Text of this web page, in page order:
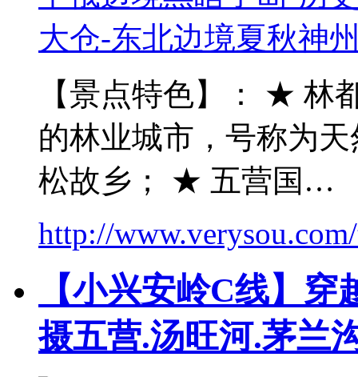
【景点特色】： ★ 林
的林业城市，号称为
松故乡； ★ 五营国…
http://
【小兴安岭C线】
摄五营.汤旺河.茅兰